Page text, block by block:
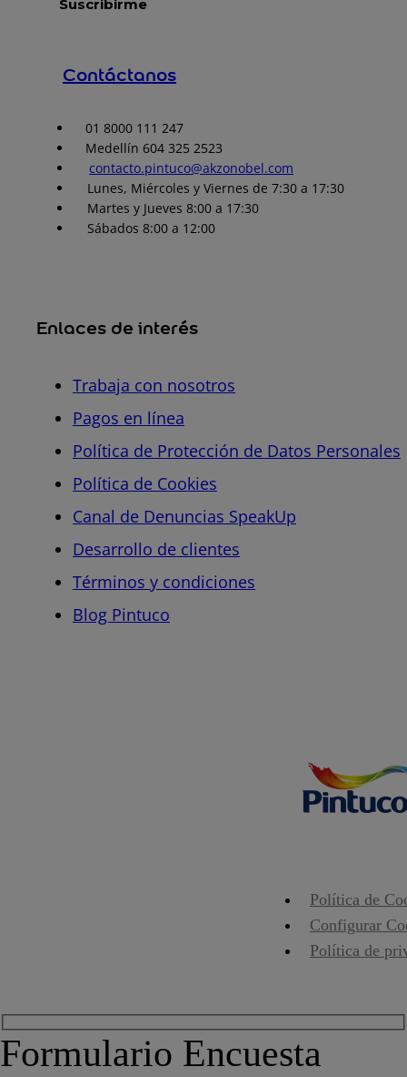
Contáctanos
01 8000 111 247
Medellín 604 325 2523
contacto.pintuco@akzonobel.com
Lunes, Miércoles y Viernes de 7:30 a 17:30
Martes y Jueves 8:00 a 17:30
Sábados 8:00 a 12:00
Enlaces de interés
Trabaja con nosotros
Pagos en línea
Política de Protección de Datos Personales
Política de Cookies
Canal de Denuncias SpeakUp
Desarrollo de clientes
Términos y condiciones
Blog Pintuco
Política de
Configurar
Política de
Formulario Encuesta